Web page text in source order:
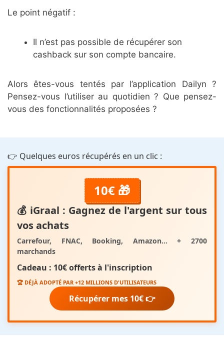
Le point négatif :
Il n’est pas possible de récupérer son
cashback sur son compte bancaire.
Alors êtes-vous tentés par l’application Dailyn ?
Pensez-vous l’utiliser au quotidien ? Que pensez-
vous des fonctionnalités proposées ?
👉 Quelques euros récupérés en un clic :
10€ 🎁
💰 iGraal : Gagnez de l'argent sur tous
vos achats
Carrefour, FNAC, Booking, Amazon... + 2700
marchands
Cadeau : 10€ offertsà l'inscription
🏆 DÉJÀ ADOPTÉ PAR +12 MILLIONS D'UTILISATEURS
Récupérer mes 10€ 👉